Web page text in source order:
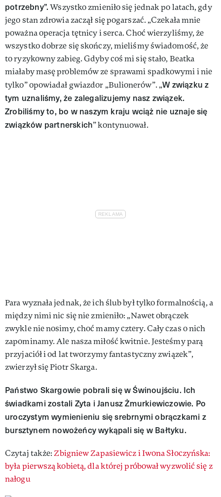
potrzebny”.Wszystko zmieniło się jednak po latach, gdy
jego stan zdrowia zaczął się pogarszać. „Czekała mnie
poważna operacja tętnicy i serca. Choć wierzyliśmy, że
wszystko dobrze się skończy, mieliśmy świadomość, że
to ryzykowny zabieg. Gdyby coś mi się stało, Beatka
miałaby masę problemów ze sprawami spadkowymi i nie
tylko” opowiadał gwiazdor „Bulionerów”. „W związku z
tym uznaliśmy, że zalegalizujemy nasz związek.
Zrobiliśmy to, bo w naszym kraju wciąż nie uznaje się
związków partnerskich” kontynuował.
Para wyznała jednak, że ich ślub był tylko formalnością, a
między nimi nic się nie zmieniło: „Nawet obrączek
zwykle nie nosimy, choć mamy cztery. Cały czas o nich
zapominamy. Ale nasza miłość kwitnie. Jesteśmy parą
przyjaciół i od lat tworzymy fantastyczny związek”,
zwierzył się Piotr Skarga.
Państwo Skargowie pobrali się w Świnoujściu. Ich
świadkami zostali Zyta i Janusz Żmurkiewiczowie. Po
uroczystym wymienieniu się srebrnymi obrączkami z
bursztynem nowożeńcy wykąpali się w Bałtyku.
Czytaj także:Zbigniew Zapasiewicz i Iwona Słoczyńska:
była pierwszą kobietą, dla której próbował wyzwolić się z
nałogu